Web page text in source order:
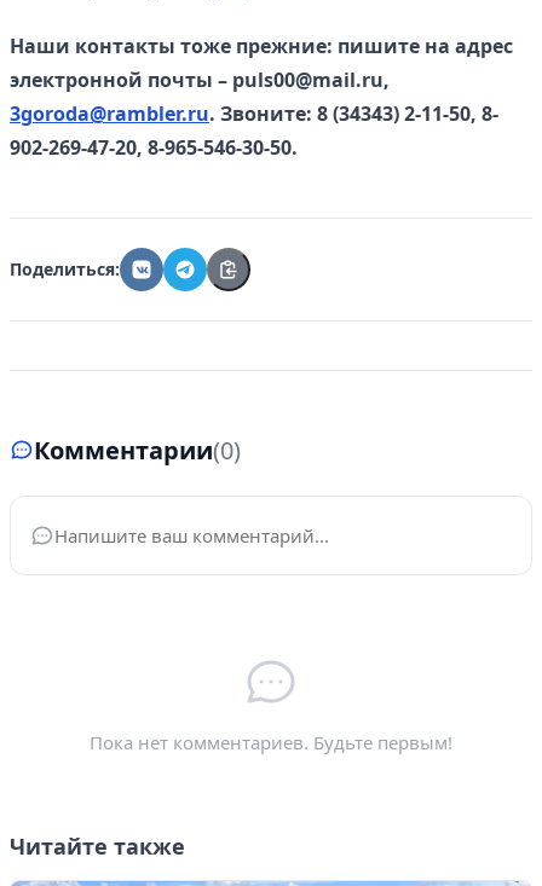
Наши контакты тоже прежние: пишите на адрес
электронной почты – puls00@mail.ru,
3goroda@rambler.ru. Звоните: 8 (34343) 2-11-50, 8-
902-269-47-20, 8-965-546-30-50.
Поделиться:
Комментарии(0)
Ваше имя*
Пока нет комментариев. Будьте первым!
Читайте также